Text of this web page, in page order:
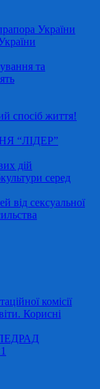
України
та
спосіб життя!
“ЛІДЕР”
дій
серед
від сексуальної
комісії
Корисні